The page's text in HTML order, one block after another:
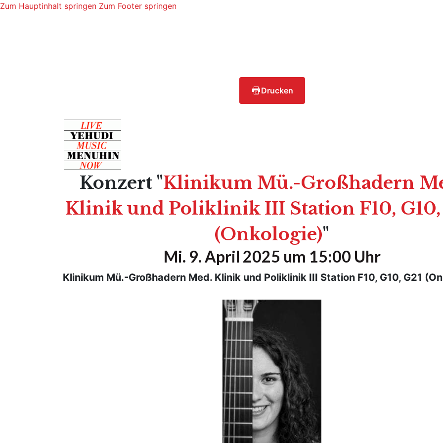
Zum Hauptinhalt springen Zum Footer springen
Drucken
Konzert "Klinikum Mü.-Großhadern
Klinik und Poliklinik III Station F10, G10,
(Onkologie)"
Mi. 9. April 2025 um 15:00 Uhr
Klinikum Mü.-Großhadern Med. Klinik und Poliklinik III Station F10, G10, G21